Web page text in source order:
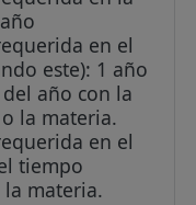
en el
este): 1 año
año con la
la materia.
en el
tiempo
materia.